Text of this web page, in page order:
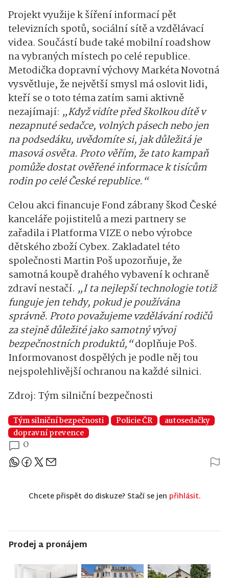
Projekt využije k šíření informací pět
televizních spotů, sociální sítě a vzdělávací
videa. Součástí bude také mobilní roadshow
na vybraných místech po celé republice.
Metodička dopravní výchovy Markéta Novotná
vysvětluje, že největší smysl má oslovit lidi,
kteří se o toto téma zatím sami aktivně
nezajímají: „Když vidíte před školkou dítě v
nezapnuté sedačce, volných pásech nebo jen
na podsedáku, uvědomíte si, jak důležitá je
masová osvěta. Proto věřím, že tato kampaň
pomůže dostat ověřené informace k tisícům
rodin po celé České republice.“
Celou akci financuje Fond zábrany škod České
kanceláře pojistitelů a mezi partnery se
zařadila i Platforma VIZE 0 nebo výrobce
dětského zboží Cybex. Zakladatel této
společnosti Martin Poš upozorňuje, že
samotná koupě drahého vybavení k ochraně
zdraví nestačí. „I ta nejlepší technologie totiž
funguje jen tehdy, pokud je používána
správně. Proto považujeme vzdělávání rodičů
za stejně důležité jako samotný vývoj
bezpečnostních produktů,“doplňuje Poš.
Informovanost dospělých je podle něj tou
nejspolehlivější ochranou na každé silnici.
Zdroj: Tým silniční bezpečnosti
Tým silniční bezpečnosti Policie ČR
autosedačky
dopravní prevence
0
Sdílejte článek
Chcete přispět do diskuze? Stačí se jen přihlásit.
Prodej a pronájem